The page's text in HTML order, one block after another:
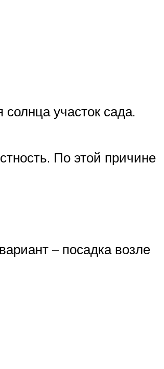
участок сада.
По этой причине
– посадка возле